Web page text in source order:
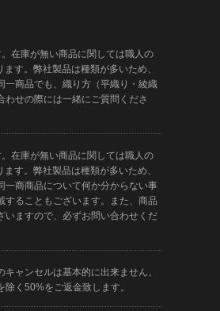
在庫が無い商品に関しては職人の
す。弊社製品は種類が多いため、
商品でも、織り方（平織り・綾織
せの際には一緒にご質問くださ
在庫が無い商品に関しては職人の
す。弊社製品は種類が多いため、
一商商品について何か分からない事
ることもございます。また、商品
いますので、必ずお問い合わせくだ
ャンセルは基本的に出来ません。
く50%をご返金致します。